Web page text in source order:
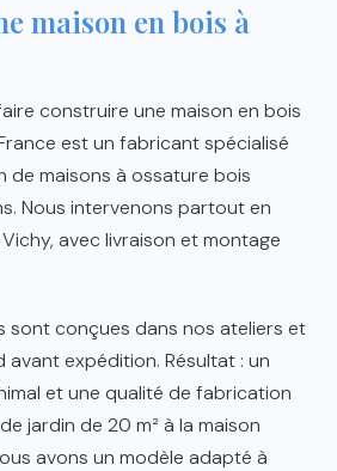
maison en bois à
construire une maison en bois
est un fabricant spécialisé
de maisons à ossature bois
Nous intervenons partout en
avec livraison et montage
sont conçues dans nos ateliers et
expédition. Résultat : un
et une qualité de fabrication
jardin de 20 m² à la maison
avons un modèle adapté à